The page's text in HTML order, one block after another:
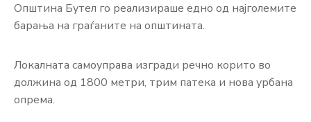
Општина Бутел го реализираше едно од најголемите
барања на граѓаните на општината.
Локалната самоуправа изгради речно корито во
должина од 1800 метри, трим патека и нова урбана
опрема.